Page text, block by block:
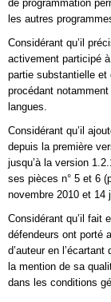
de programmation
les autres
Considérant qu’il
activement participé
partie substantielle
procédant
langues.
Considérant qu’il
depuis la première
jusqu’à la version
ses pièces n° 5 et 6
novembre 2010 et 14
Considérant qu’il fait
défendeurs ont porté
d’auteur en
la mention de sa
dans les conditions